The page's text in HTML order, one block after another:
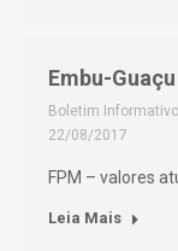
Embu-Guaçu
Boletim Informativo
22/08/2017
FPM – valores
Leia Mais